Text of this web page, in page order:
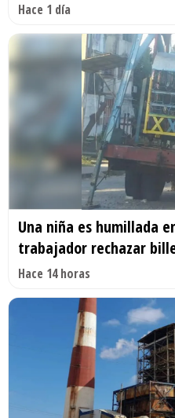
Hace 1 día
Una niña es humillada
trabajador rechazar
Hace 14 horas